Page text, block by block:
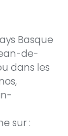
Basque
de-
dans les
sur :